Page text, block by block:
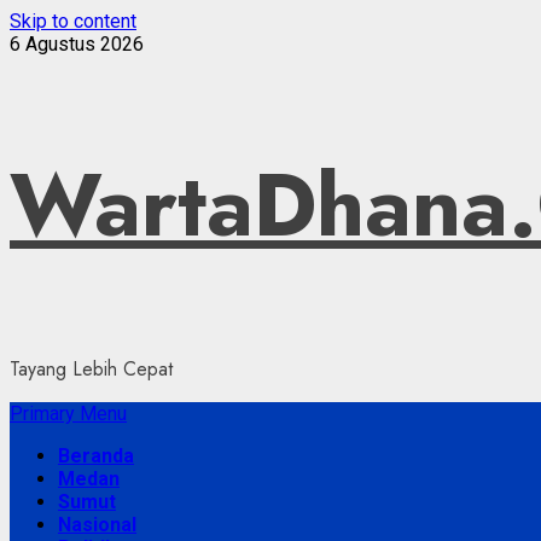
Skip to content
6 Agustus 2026
Tayang Lebih Cepat
Primary Menu
Beranda
Medan
Sumut
Nasional